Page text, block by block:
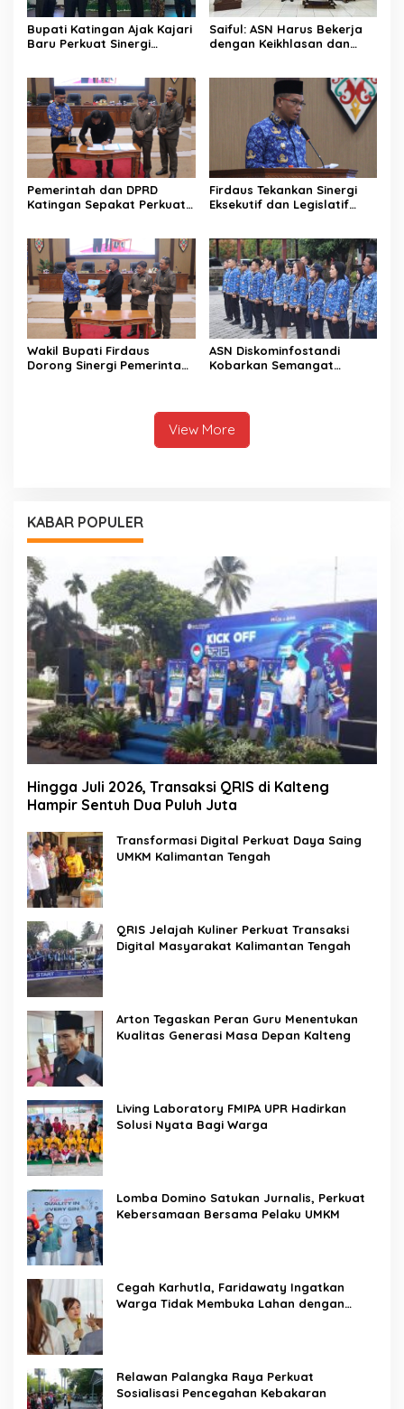
Bupati Katingan Ajak Kajari
Baru Perkuat Sinergi
Saiful: ASN Harus Bekerja
dengan Keikhlasan dan
Pemerintah dan DPRD
Katingan Sepakat Perkuat
Firdaus Tekankan Sinergi
Eksekutif dan Legislatif
Wakil Bupati Firdaus
Dorong Sinergi Pemerintah
ASN Diskominfostandi
Kobarkan Semangat
View More
KABAR POPULER
Hingga Juli 2026, Transaksi QRIS di Kalteng
Hampir Sentuh Dua Puluh Juta
Transformasi Digital Perkuat Daya Saing
UMKM Kalimantan Tengah
QRIS Jelajah Kuliner Perkuat Transaksi
Digital Masyarakat Kalimantan Tengah
Arton Tegaskan Peran Guru Menentukan
Kualitas Generasi Masa Depan Kalteng
Living Laboratory FMIPA UPR Hadirkan
Solusi Nyata Bagi Warga
Lomba Domino Satukan Jurnalis, Perkuat
Kebersamaan Bersama Pelaku UMKM
Cegah Karhutla, Faridawaty Ingatkan
Warga Tidak Membuka Lahan dengan
Relawan Palangka Raya Perkuat
Sosialisasi Pencegahan Kebakaran